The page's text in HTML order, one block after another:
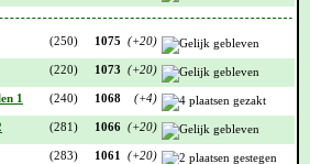
(250) 1075 (+20)
(220) 1073 (+20)
1 (240) 1068 (+4)
(281) 1066 (+20)
(283) 1061 (+20)